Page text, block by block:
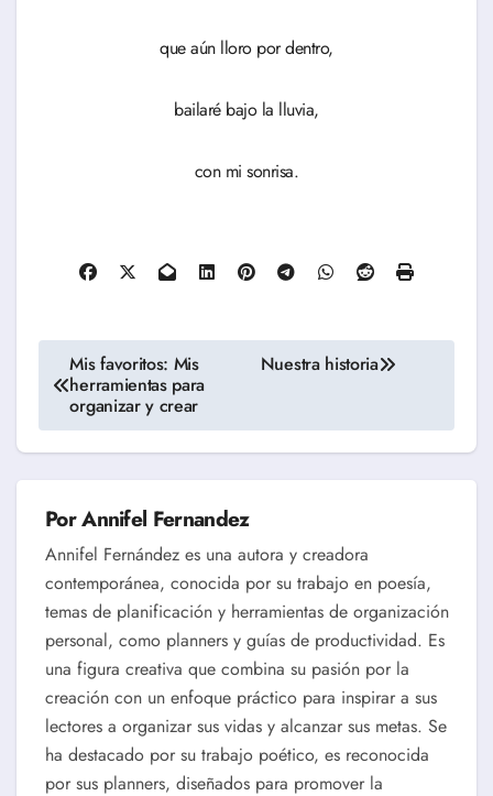
que aún lloro por dentro,
bailaré bajo la lluvia,
con mi sonrisa.
Navegación
de
entradas
Mis favoritos: Mis
herramientas para
organizar y crear
Nuestra historia
PorAnnifel Fernandez
Annifel Fernández es una autora y creadora
contemporánea, conocida por su trabajo en poesía,
temas de planificación y herramientas de organización
personal, como planners y guías de productividad. Es
una figura creativa que combina su pasión por la
creación con un enfoque práctico para inspirar a sus
lectores a organizar sus vidas y alcanzar sus metas. Se
ha destacado por su trabajo poético, es reconocida
por sus planners, diseñados para promover la